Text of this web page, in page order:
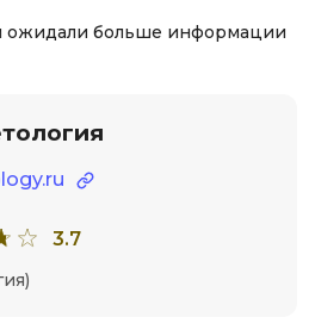
ожидали больше информации
3.7